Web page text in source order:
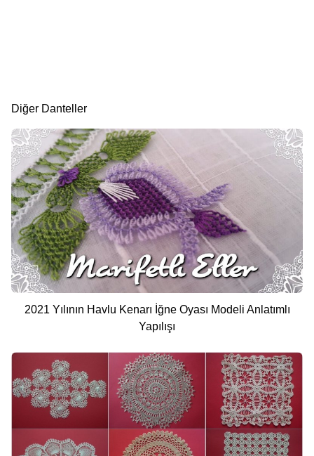
Diğer Danteller
2021 Yılının Havlu Kenarı İğne Oyası Modeli Anlatımlı
Yapılışı